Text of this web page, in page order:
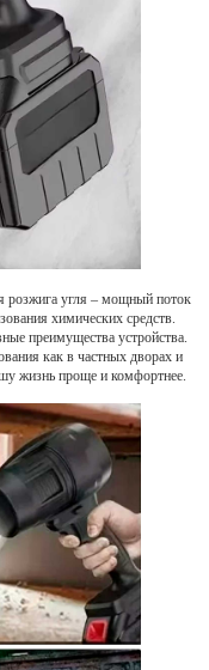
розжига угля – мощный поток
химических средств.
преимущества устройства.
как в частных дворах и
жизнь проще и комфортнее.